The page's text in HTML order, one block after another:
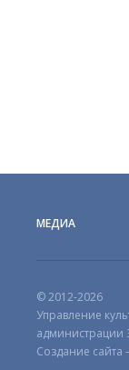
МЕДИА
© 2012-2026
Управление
администрации
Создание сайта